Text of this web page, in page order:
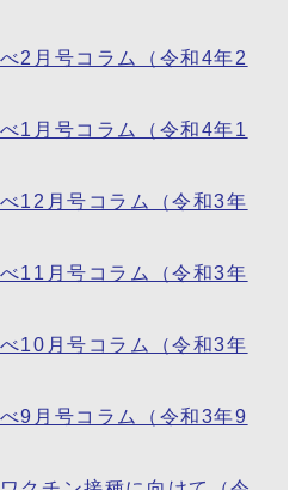
2月号コラム（令和4年2
1月号コラム（令和4年1
12月号コラム（令和3年
11月号コラム（令和3年
10月号コラム（令和3年
9月号コラム（令和3年9